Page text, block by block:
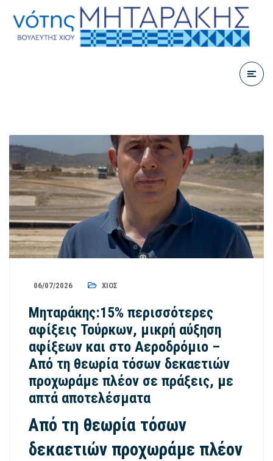
06/07/2026 ΧΊΟΣ
Μηταράκης:15% περισσότερες
αφίξεις Τούρκων, μικρή αύξηση
αφίξεων και στο Αεροδρόμιο –
Από τη θεωρία τόσων δεκαετιών
προχωράμε πλέον σε πράξεις, με
απτά αποτελέσματα
Από τη θεωρία τόσων
δεκαετιών προχωράμε πλέον